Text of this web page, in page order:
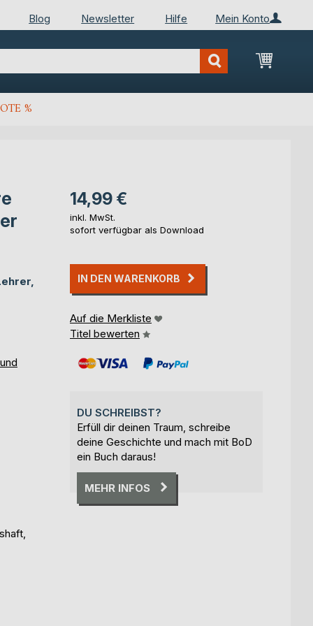
Mein Konto
Blog Newsletter Hilfe
Mein
%
14,99 €
inkl. MwSt.
sofort verfügbar als Download
IN DEN WARENKORB
Auf die Merkliste
Titel bewerten
DU SCHREIBST?
Erfüll dir deinen Traum, schreibe
deine Geschichte und mach mit BoD
ein Buch daraus!
MEHR INFOS